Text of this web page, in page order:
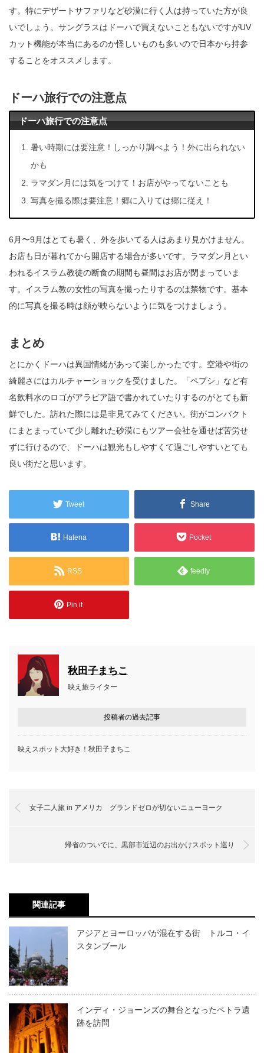
す。特にデザートサファリなど砂漠に行く人は持っていた方が良
いでしょう。サングラスはドーハで買えないこともないですがUV
カット機能が本当にあるのか怪しいものも多いので日本から持参
することをオススメします。
ドーハ旅行での注意点
ドーハ旅行での注意点
暑い時期には要注意！しっかり調べよう！外に出られない
かも
ラマダン月には気をつけて！お店がやってないことも
写真を撮る際は要注意！郷に入りては郷に従え！
6月〜9月はとても暑く、外を歩いてる人はあまり見かけません。
お店も日が暮れてから開店する場合が多いです。ラマダン月とい
われるイスラム教徒の断食の期間も昼間はお店が閉まっていま
す。イスラム教の女性の写真を撮ったりするのは禁物です。基本
的に写真を撮る時は顔が映らないように気をつけましょう。
まとめ
とにかくドーハは異国情緒があって楽しかったです。空港や街の
綺麗さにはカルチャーショックを受けました。「ペプシ」など有
名飲料水のロゴがアラビア語で書かれていたりするのがとても新
鮮でした。訪れた際には是非見てみてください。街がコンパクト
にまとまっていて少し離れた砂漠にもツアー会社を通せば苦労せ
ずに行けるので、ドーハは観光もしやすくて過ごしやすいとても
良い街だと思います。
Tweet Share
Hatena Pocket
RSS feedly
Pin it
秋田子まちこ
映え旅ライター
投稿者の過去記事
映えスポット大好き！秋田子まちこ
女子二人旅 in アメリカ グランドゼロが切ないニューヨーク
帰省のついでに、黒部市近辺のお出かけスポット巡り
関連記事
アジアとヨーロッパが混在する街 トルコ・イ
スタンブール
インディ・ジョーンズの舞台となったペトラ遺
跡を訪問